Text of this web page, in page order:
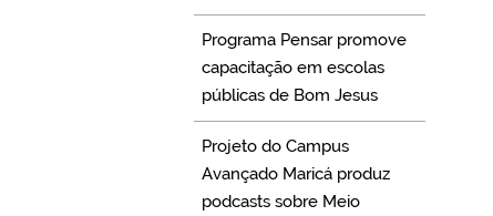
Programa Pensar promove
capacitação em escolas
públicas de Bom Jesus
Projeto do Campus
Avançado Maricá produz
podcasts sobre Meio